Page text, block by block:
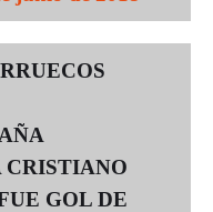
CRISTIANO
GOL DE